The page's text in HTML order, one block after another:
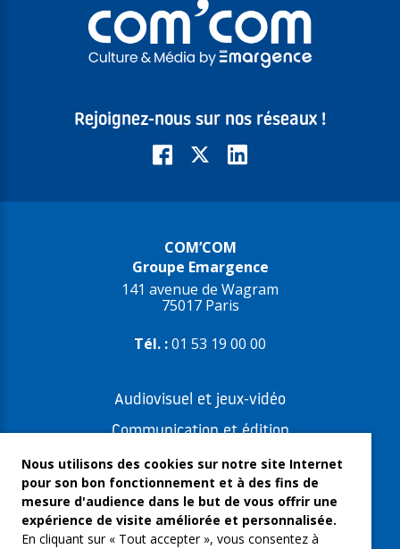
Rejoignez-nous sur nos réseaux !
COM’COM
Groupe Emargence
141 avenue de Wagram
75017 Paris
Tél. :01 53 19 00 00
Audiovisuel et jeux-vidéo
Communication et édition
Freelances et artistes-auteurs
Musique et spectacles
Qui sommes-nous ?
Nous utilisons des cookies sur notre site Internet
pour son bon fonctionnement et à des fins de
mesure d'audience dans le but de vous offrir une
expérience de visite améliorée et personnalisée.
En cliquant sur « Tout accepter », vous consentez à